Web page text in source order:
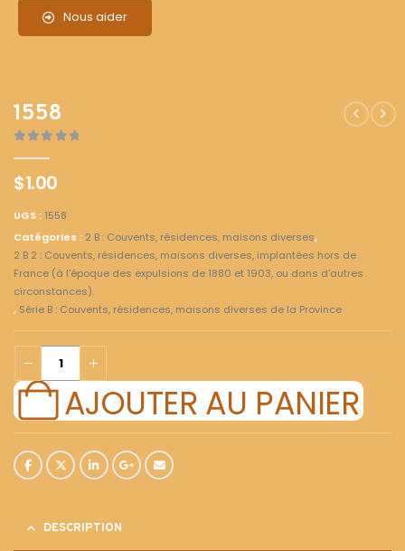
Nous aider
1558
$1.00
UGS : 1558
Catégories : 2 B : Couvents, résidences, maisons diverses,
2 B 2 : Couvents, résidences, maisons diverses, implantées hors de
France (à l'époque des expulsions de 1880 et 1903, ou dans d'autres
circonstances).
, Série B : Couvents, résidences, maisons diverses de la Province
AJOUTER AU PANIER
DESCRIPTION